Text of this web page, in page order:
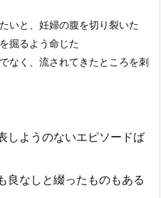
いと、妊婦の腹を切り裂いた
掘るよう命じた
なく、流されてきたところを刺
しようのないエピソードば
良なしと綴ったものもある